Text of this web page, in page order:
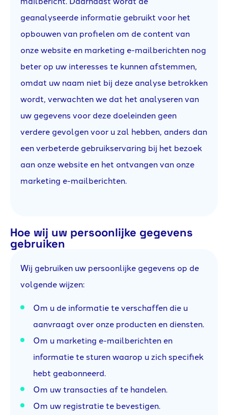
geanalyseerde informatie gebruikt voor het
opbouwen van profielen om de content van
onze website en marketing e-mailberichten nog
beter op uw interesses te kunnen afstemmen,
omdat uw naam niet bij deze analyse betrokken
wordt, verwachten we dat het analyseren van
uw gegevens voor deze doeleinden geen
verdere gevolgen voor u zal hebben, anders dan
een verbeterde gebruikservaring bij het bezoek
aan onze website en het ontvangen van onze
marketing e-mailberichten.
Hoe wij uw persoonlijke gegevens
gebruiken
Wij gebruiken uw persoonlijke gegevens op de
volgende wijzen:
Om u de informatie te verschaffen die u
aanvraagt over onze producten en diensten.
Om u marketing e-mailberichten en
informatie te sturen waarop u zich specifiek
hebt geabonneerd.
Om uw transacties af te handelen.
Om uw registratie te bevestigen.